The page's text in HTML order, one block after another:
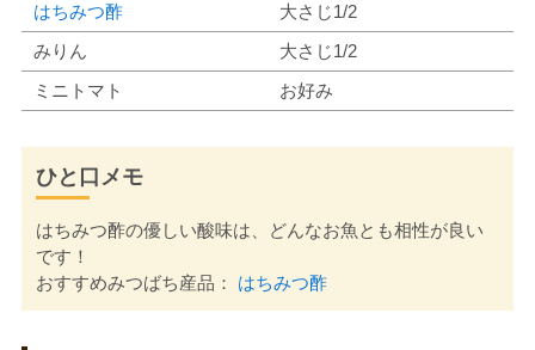
はちみつ酢
大さじ1/2
みりん
大さじ1/2
ミニトマト
お好み
ひと口メモ
はちみつ酢の優しい酸味は、どんなお魚とも相性が良い
です！
おすすめみつばち産品： はちみつ酢